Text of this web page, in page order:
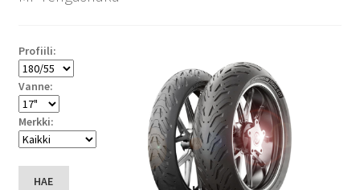
Profiili:
Vanne:
Merkki:
HAE